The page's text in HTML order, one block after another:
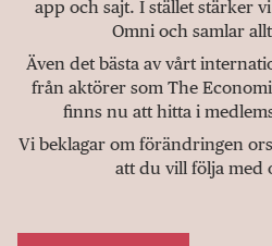
app och sajt. I stället stärker
Omni och samlar
Även det bästa av vårt
från aktörer som The
finns nu att hitta i
Vi beklagar om förändringen
att du vill följa med